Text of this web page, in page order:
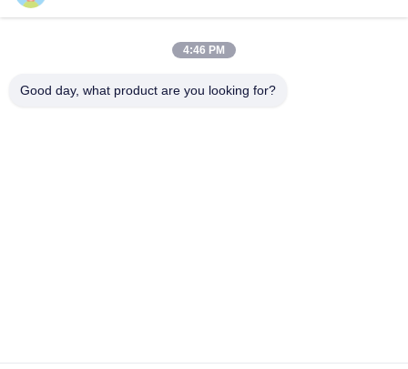
van Feixi, Hefei-Stad, Anhui Pro. (231200), China
4:46 PM
Good day, what product are you looking for?